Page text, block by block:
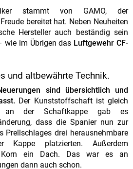
stammt von GAMO, der
bereitet hat. Neben Neuheiten
Hersteller auch beständig sein
wie im Übrigen das Luftgewehr CF-
und altbewährte Technik.
sind übersichtlich und
Der Kunststoffschaft ist gleich
an der Schaftkappe gab es
dass die Spanier nun zur
Prellschlages drei herausnehmbare
Kappe platzierten. Außerdem
ein Dach. Das war es an
dann auch schon.